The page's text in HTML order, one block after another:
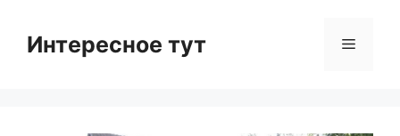
contentИнтересное тут Menu